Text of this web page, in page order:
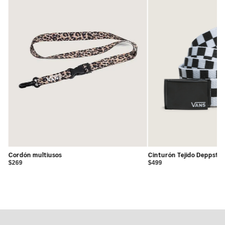
bragueta- Etiqueta tipo flag en el dobladillo para mayor
branding al doblar el bajo- Corte loose para una silueta
amplia y cómoda- Apertura de pierna: 18. 5”- Mezcla de
tela resistente y flexible: 64% poliéster, 34% algodón, 2%
spandexInstrucciones de cuidado:- No lavar en seco- No
usar blanqueador
Cordón multiusos
$269
Cinturón Tejido Deppster
$499